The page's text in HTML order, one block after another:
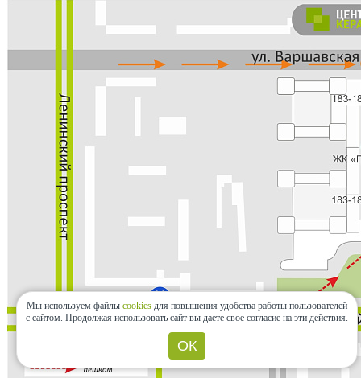
Мы используем файлы cookies для повышения удобства работы пользователей
с сайтом. Продолжая использовать сайт вы даете свое согласие на эти действия.
ОК